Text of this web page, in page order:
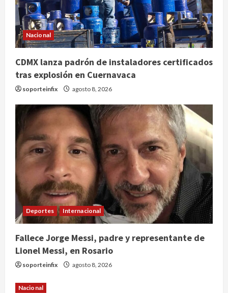
Nacional
CDMX lanza padrón de instaladores certificados
tras explosión en Cuernavaca
soporteinfix agosto 8, 2026
Deportes Internacional
Fallece Jorge Messi, padre y representante de
Lionel Messi, en Rosario
soporteinfix agosto 8, 2026
Nacional
2
Deportes Internacional
Fallece Jorge Messi, padre y
representante de Lionel Messi, en
Rosario
agosto 8, 2026
3
Nacional
Alejandro Moreno critica la
mañanera como herramienta de
control y señala incongruencia en
regulación del derecho de réplica
agosto 8, 2026
España impone controles